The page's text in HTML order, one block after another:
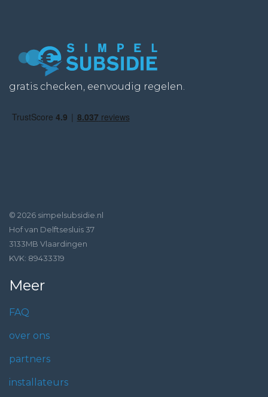
gratis checken, eenvoudig regelen.
© 2026 simpelsubsidie.nl
Hof van Delftsesluis 37
3133MB Vlaardingen
KVK: 89433319
Meer
FAQ
over ons
partners
installateurs